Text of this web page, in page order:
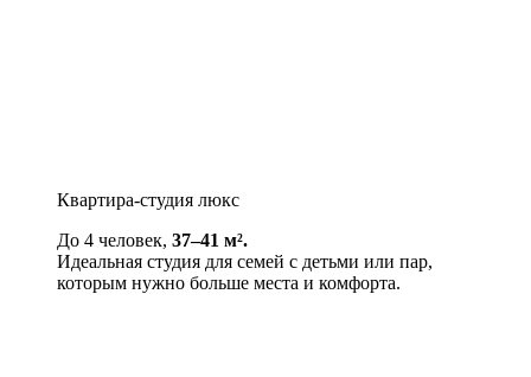
Квартира-студия люкс
До 4 человек, 37–41 м².
Идеальная студия для семей с детьми или пар,
которым нужно больше места и комфорта.